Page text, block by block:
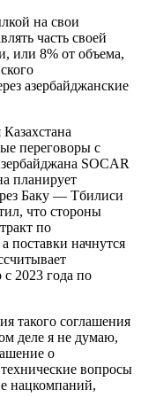
на свои
часть своей
или 8% от объема,
азербайджанские
переговоры с
SOCAR
планирует
Баку — Тбилиси
что стороны
по
поставки начнутся
2023 года по
такого соглашения
деле я не думаю,
о
вопросы
нацкомпаний,